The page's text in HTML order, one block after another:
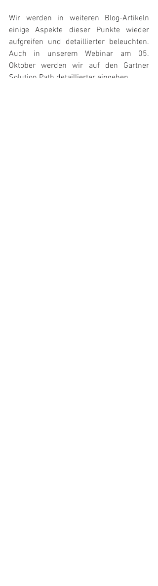
Wir werden in weiteren Blog-Artikeln
einige Aspekte dieser Punkte wieder
aufgreifen und detaillierter beleuchten.
Auch in unserem Webinar am 05.
Oktober werden wir auf den Gartner
Solution Path detaillierter eingehen.